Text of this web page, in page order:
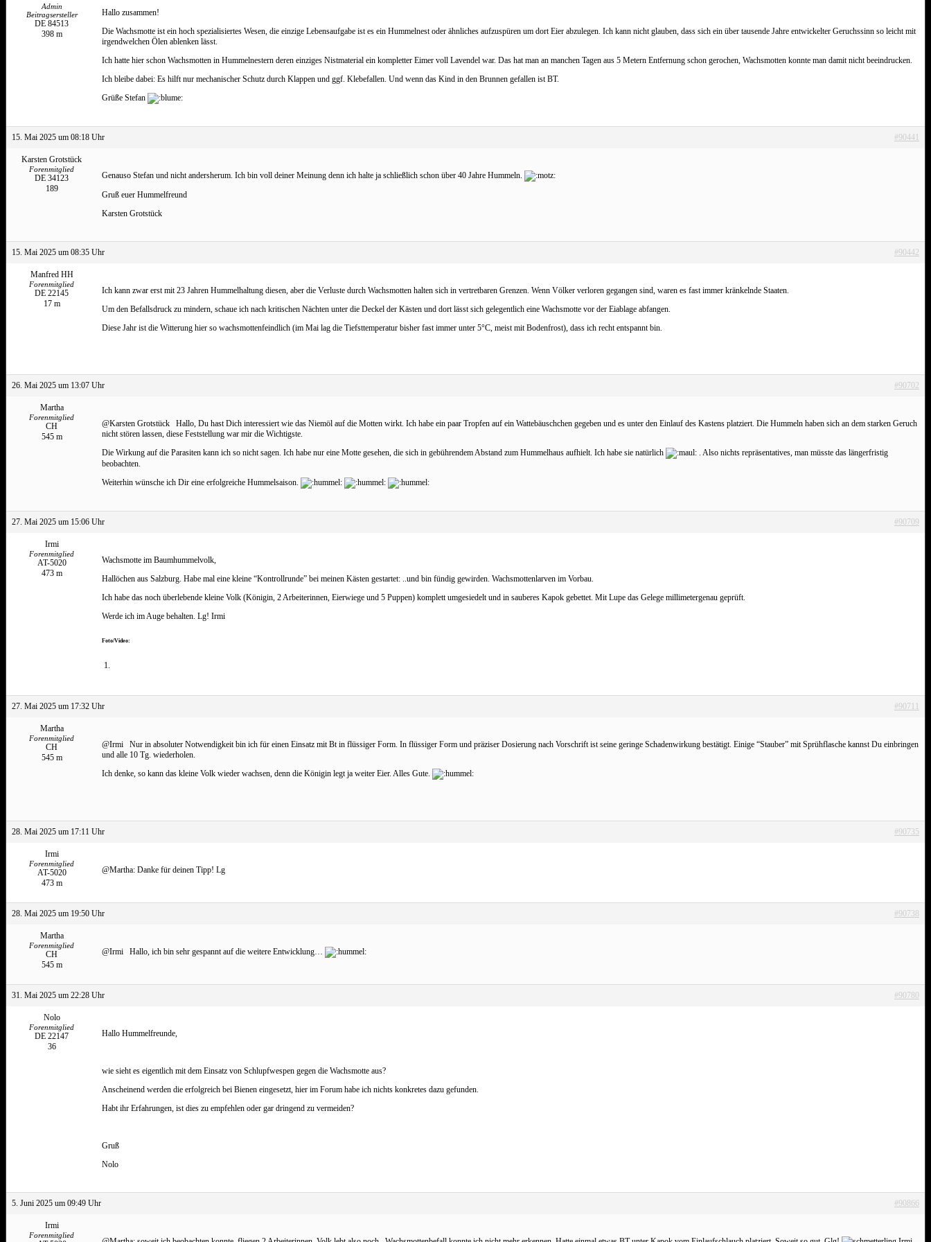
Admin
Beitragsersteller
DE 84513
398 m
Hallo zusammen!
Die Wachsmotte ist ein hoch spezialisiertes Wesen, die einzige Lebensaufgabe ist es ein Hummelnest oder ähnliches aufzuspüren um dort Eier abzulegen. Ich kann nicht glauben, dass sich ein über tausende Jahre entwickelter Geruchssinn so leicht mit
irgendwelchen Ölen ablenken lässt.
Ich hatte hier schon Wachsmotten in Hummelnestern deren einziges Nistmaterial ein kompletter Eimer voll Lavendel war. Das hat man an manchen Tagen aus 5 Metern Entfernung schon gerochen, Wachsmotten konnte man damit nicht beeindrucken.
Ich bleibe dabei: Es hilft nur mechanischer Schutz durch Klappen und ggf. Klebefallen. Und wenn das Kind in den Brunnen gefallen ist BT.
Grüße Stefan
15. Mai 2025 um 08:18 Uhr #90441
Karsten Grotstück
Forenmitglied
DE 34123
189
Genauso Stefan und nicht andersherum. Ich bin voll deiner Meinung denn ich halte ja schließlich schon über 40 Jahre Hummeln.
Gruß euer Hummelfreund
Karsten Grotstück
15. Mai 2025 um 08:35 Uhr #90442
Manfred HH
Forenmitglied
DE 22145
17 m
Ich kann zwar erst mit 23 Jahren Hummelhaltung diesen, aber die Verluste durch Wachsmotten halten sich in vertretbaren Grenzen. Wenn Völker verloren gegangen sind, waren es fast immer kränkelnde Staaten.
Um den Befallsdruck zu mindern, schaue ich nach kritischen Nächten unter die Deckel der Kästen und dort lässt sich gelegentlich eine Wachsmotte vor der Eiablage abfangen.
Diese Jahr ist die Witterung hier so wachsmottenfeindlich (im Mai lag die Tiefsttemperatur bisher fast immer unter 5°C, meist mit Bodenfrost), dass ich recht entspannt bin.
26. Mai 2025 um 13:07 Uhr #90702
Martha
Forenmitglied
CH
545 m
@Karsten Grotstück Hallo, Du hast Dich interessiert wie das Niemöl auf die Motten wirkt. Ich habe ein paar Tropfen auf ein Wattebäuschchen gegeben und es unter den Einlauf des Kastens platziert. Die Hummeln haben sich an dem starken Geruch
nicht stören lassen, diese Feststellung war mir die Wichtigste.
Die Wirkung auf die Parasiten kann ich so nicht sagen. Ich habe nur eine Motte gesehen, die sich in gebührendem Abstand zum Hummelhaus aufhielt. Ich habe sie natürlich
. Also nichts repräsentatives, man müsste das längerfristig
beobachten.
Weiterhin wünsche ich Dir eine erfolgreiche Hummelsaison.
27. Mai 2025 um 15:06 Uhr #90709
Irmi
Forenmitglied
AT-5020
473 m
Wachsmotte im Baumhummelvolk,
Hallöchen aus Salzburg. Habe mal eine kleine “Kontrollrunde” bei meinen Kästen gestartet: ..und bin fündig gewirden. Wachsmottenlarven im Vorbau.
Ich habe das noch überlebende kleine Volk (Königin, 2 Arbeiterinnen, Eierwiege und 5 Puppen) komplett umgesiedelt und in sauberes Kapok gebettet. Mit Lupe das Gelege millimetergenau geprüft.
Werde ich im Auge behalten. Lg! Irmi
Foto/Video:
27. Mai 2025 um 17:32 Uhr #90711
Martha
Forenmitglied
CH
545 m
@Irmi Nur in absoluter Notwendigkeit bin ich für einen Einsatz mit Bt in flüssiger Form. In flüssiger Form und präziser Dosierung nach Vorschrift ist seine geringe Schadenwirkung bestätigt. Einige “Stauber” mit Sprühflasche kannst Du einbringen
und alle 10 Tg. wiederholen.
Ich denke, so kann das kleine Volk wieder wachsen, denn die Königin legt ja weiter Eier. Alles Gute.
28. Mai 2025 um 17:11 Uhr #90735
Irmi
Forenmitglied
AT-5020
473 m
@Martha: Danke für deinen Tipp! Lg
28. Mai 2025 um 19:50 Uhr #90738
Martha
Forenmitglied
CH
545 m
@Irmi Hallo, ich bin sehr gespannt auf die weitere Entwicklung…
31. Mai 2025 um 22:28 Uhr #90780
Nolo
Forenmitglied
DE 22147
36
Hallo Hummelfreunde,
wie sieht es eigentlich mit dem Einsatz von Schlupfwespen gegen die Wachsmotte aus?
Anscheinend werden die erfolgreich bei Bienen eingesetzt, hier im Forum habe ich nichts konkretes dazu gefunden.
Habt ihr Erfahrungen, ist dies zu empfehlen oder gar dringend zu vermeiden?
Gruß
Nolo
5. Juni 2025 um 09:49 Uhr #90866
Irmi
Forenmitglied